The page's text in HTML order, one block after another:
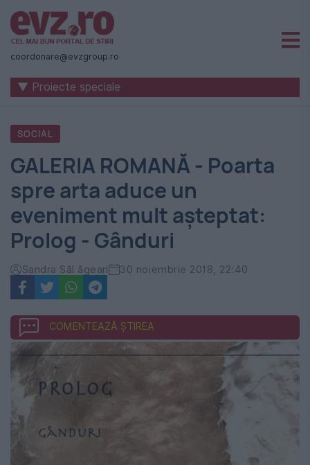
Știri
naționale
internaționale
România
-
Evenimentul
Zilei
coordonare@evzgroup.ro
▼ Proiecte speciale
SOCIAL
GALERIA ROMANĂ - Poarta
spre arta aduce un
eveniment mult așteptat:
Prolog - Gânduri
Sandra Săl ăgean 30 noiembrie 2018, 22:40
COMENTEAZĂ ȘTIREA